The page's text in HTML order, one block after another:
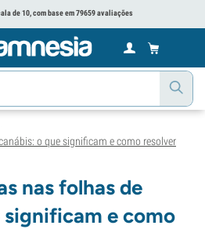
de 10, com base em 79659 avaliações
o que significam e como resolver
nas folhas de
significam e como